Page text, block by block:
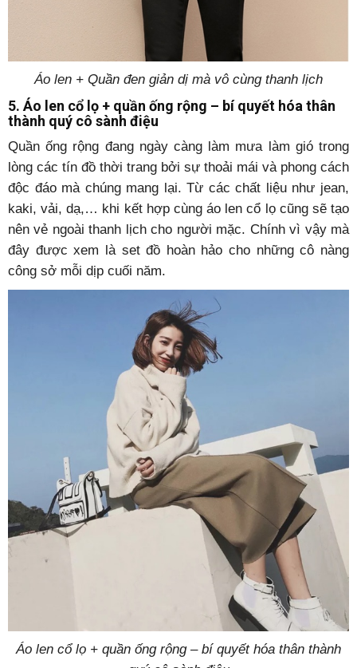
Áo len + Quần đen giản dị mà vô cùng thanh lịch
5. Áo len cổ lọ + quần ống rộng – bí quyết hóa thân
thành quý cô sành điệu
Quần ống rộng đang ngày càng làm mưa làm gió trong
lòng các tín đồ thời trang bởi sự thoải mái và phong cách
độc đáo mà chúng mang lại. Từ các chất liệu như jean,
kaki, vải, dạ,… khi kết hợp cùng áo len cổ lọ cũng sẽ tạo
nên vẻ ngoài thanh lịch cho người mặc. Chính vì vậy mà
đây được xem là set đồ hoàn hảo cho những cô nàng
công sở mỗi dịp cuối năm.
Áo len cổ lọ + quần ống rộng – bí quyết hóa thân thành